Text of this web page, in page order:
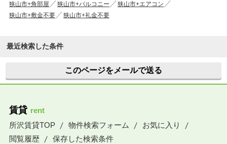
狭山市+角部屋
狭山市+バルコニー
狭山市+エアコン
狭山市+敷金不要
狭山市+礼金不要
最近検索した条件
このページをメールで送る
賃貸 rent
所沢賃貸TOP
物件検索フォーム
お気に入り
閲覧履歴
保存した検索条件